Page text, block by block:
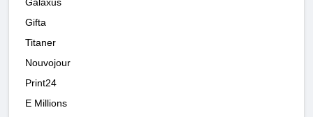
Gifta
Titaner
Nouvojour
Print24
E Millions